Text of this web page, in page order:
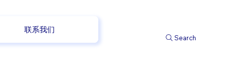
联系我们
Search